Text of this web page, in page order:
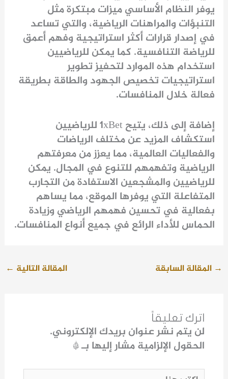
يوفر النظام الأساسي ميزات مبتكرة مثل
التنبؤات والمراهنات الرياضية، والتي تساعد
في إصدار قرارات أكثر استراتيجية وفهم أعمق
للرياضة التنافسية. كما يمكن للرياضيين
استخدام هذه الموارد لتحفيز تطوير
استراتيجيات تخصيص الجهود والطاقة بطريقة
فعالة خلال المنافسات.
إضافة إلى ذلك، يتيح 1xBet للرياضيين
استكشاف المزيد عن مختلف الرياضات
والفعاليات العالمية، مما يعزز من معرفتهم
الرياضية وتفهمهم للتنوع في المجال. يمكن
للرياضيين والمشجعين الاستفادة من التجارب
المتفاعلة التي يوفرها الموقع، مما يساهم
بفعالية في تحسين فهمهم الرياضي وزيادة
الحماس للأداء الرائع في جميع أنواع المنافسات.
→ المقالة السابقة المقالة التالية ←
اترك تعليقاً
لن يتم نشر عنوان بريدك الإلكتروني.
الحقول الإلزامية مشار إليها بـ*
اكتب